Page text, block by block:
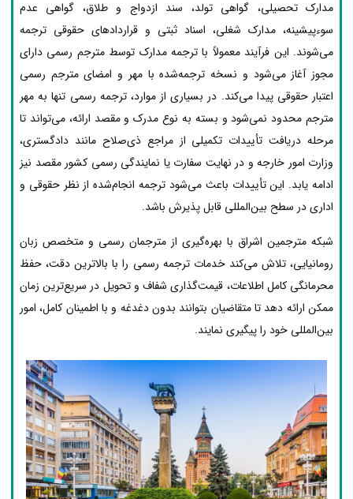
مدارک تحصیلی، گواهی تولد، سند ازدواج و طلاق، گواهی عدم
سوءپیشینه، مدارک شغلی، اسناد ثبتی و قراردادهای حقوقی ترجمه
می‌شوند. این فرآیند معمولاً با ترجمه مدارک توسط مترجم رسمی دارای
مجوز آغاز می‌شود و نسخه ترجمه‌شده با مهر و امضای مترجم رسمی
اعتبار حقوقی پیدا می‌کند. در بسیاری از موارد، ترجمه رسمی تنها به مهر
مترجم محدود نمی‌شود و بسته به نوع مدرک و مقصد ارائه، می‌تواند تا
مرحله دریافت تأییدات تکمیلی از مراجع ذی‌صلاح مانند دادگستری،
وزارت امور خارجه و در نهایت سفارت یا نمایندگی رسمی کشور مقصد نیز
ادامه یابد. این تأییدات باعث می‌شود ترجمه انجام‌شده از نظر حقوقی و
اداری در سطح بین‌المللی قابل پذیرش باشد.
شبکه مترجمین اشراق با بهره‌گیری از مترجمان رسمی و متخصص زبان
رومانیایی، تلاش می‌کند خدمات ترجمه رسمی را با بالاترین دقت، حفظ
محرمانگی کامل اطلاعات، قیمت‌گذاری شفاف و تحویل در سریع‌ترین زمان
ممکن ارائه دهد تا متقاضیان بتوانند بدون دغدغه و با اطمینان کامل، امور
بین‌المللی خود را پیگیری نمایند.